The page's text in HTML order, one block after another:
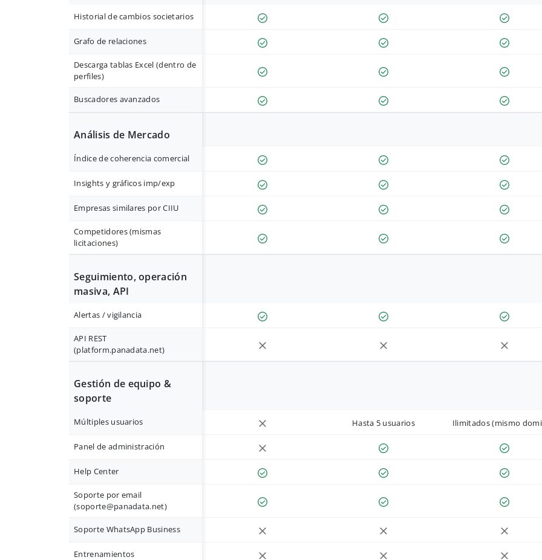
Historial de cambios societarios
Grafo de relaciones
Descarga tablas Excel (dentro de
perfiles)
Buscadores avanzados
Análisis de Mercado
Índice de coherencia comercial
Insights y gráficos imp/exp
Empresas similares por CIIU
Competidores (mismas
licitaciones)
Seguimiento, operación
masiva, API
Alertas / vigilancia
API REST
(platform.panadata.net)
Gestión de equipo &
soporte
Múltiples usuarios Hasta 5 usuarios Ilimitados (mismo
Panel de administración
Help Center
Soporte por email
(soporte@panadata.net)
Soporte WhatsApp Business
Entrenamientos